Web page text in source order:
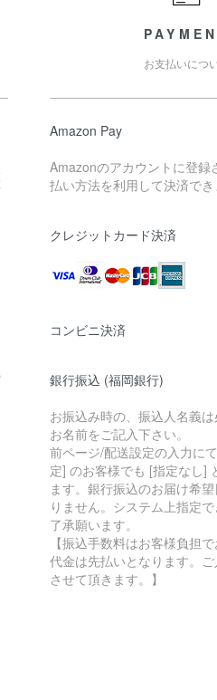
お支払いにつ
Amazon Pay
Amazonのアカウントに登録
払い方法を利用して決済でき
クレジットカード決済
コンビニ決済
銀行振込 (福岡銀行)
お振込み時の、振込人名義
お名前をご記入下さい。
前ページ/配送設定の入力に
定] のお客様でも [指定なし]
ます。銀行振込のお届け希
りません。システム上指定
了承願います。
【振込手数料はお客様負担で
代金は先払いとなります。
させて頂きます。】